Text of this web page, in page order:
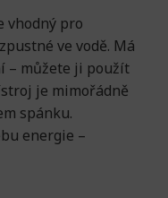
vhodný pro
ve vodě. Má
– můžete ji použít
je mimořádně
spánku.
energie –